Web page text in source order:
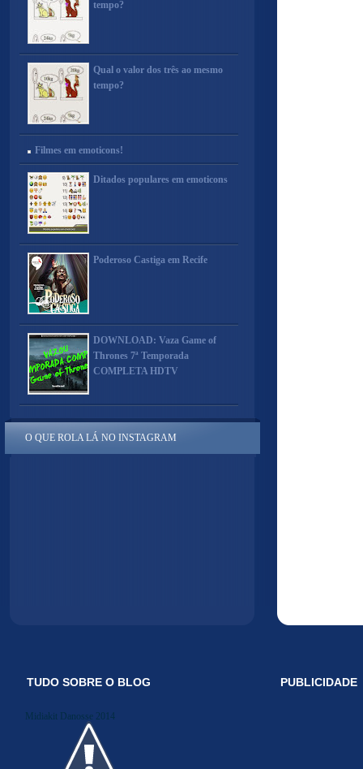
tempo?
Qual o valor dos três ao mesmo
tempo?
Filmes em emoticons!
Ditados populares em emoticons
Poderoso Castiga em Recife
DOWNLOAD: Vaza Game of
Thrones 7ª Temporada
COMPLETA HDTV
O QUE ROLA LÁ NO INSTAGRAM
TUDO SOBRE O BLOG
Midiakit Danosse 2014
PUBLICIDADE